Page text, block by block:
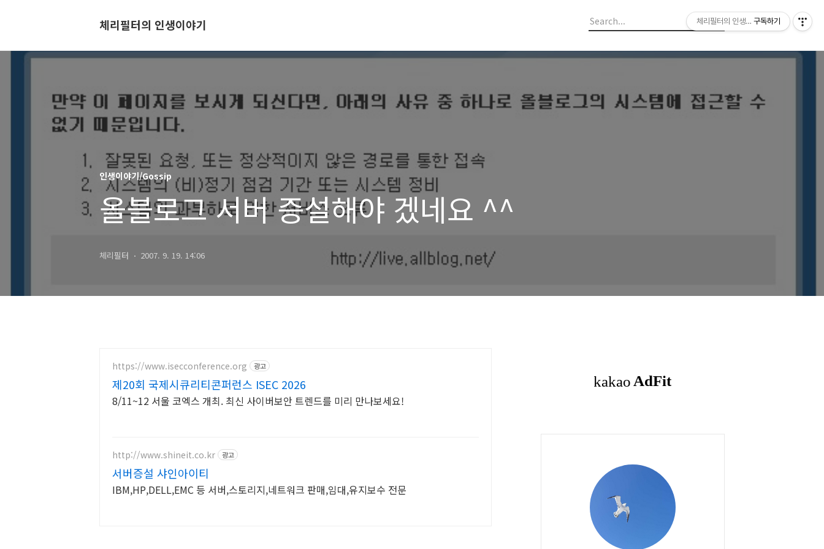
체리필터의 인생이야기
인생이야기/Gossip
올블로그 서버 증설해야 겠네요 ^^
체리필터 2007. 9. 19. 14:06
https://www.isecconference.org 광고
제20회 국제시큐리티콘퍼런스 ISEC 2026
8/11~12 서울 코엑스 개최. 최신 사이버보안 트렌드를 미리 만나보세요!
http://www.shineit.co.kr 광고
서버증설 샤인아이티
IBM,HP,DELL,EMC 등 서버,스토리지,네트워크 판매,임대,유지보수 전문
체리필터의 인생이야기구독하기